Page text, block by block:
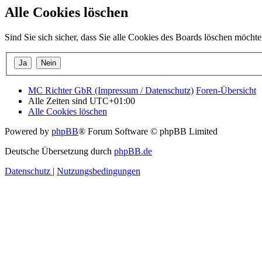
Alle Cookies löschen
Sind Sie sich sicher, dass Sie alle Cookies des Boards löschen
MC Richter GbR (Impressum / Datenschutz) Foren-Übersicht
Alle Zeiten sind UTC+01:00
Alle Cookies löschen
Powered by phpBB® Forum Software © phpBB Limited
Deutsche Übersetzung durch phpBB.de
Datenschutz | Nutzungsbedingungen